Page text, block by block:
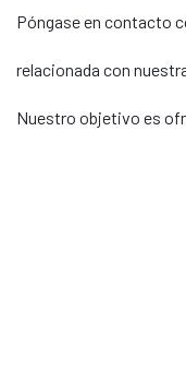
Póngase en contacto
relacionada con
Nuestro objetivo es